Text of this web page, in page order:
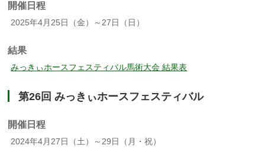
開催日程
2025年4月25日（金）～27日（日）
結果
みっきぃホースフェスティバル馬術大会 結果表
第26回 みっきぃホースフェスティバル
開催日程
2024年4月27日（土）～29日（月・祝）